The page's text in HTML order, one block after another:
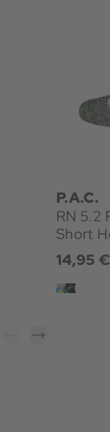
P.A.C.
RN 5.2
Short
14,95 €